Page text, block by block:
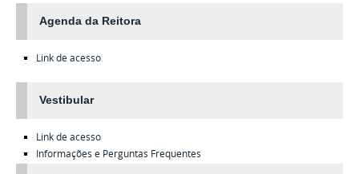
Agenda da Reitora
Link de acesso
Vestibular
Link de acesso
Informações e Perguntas Frequentes